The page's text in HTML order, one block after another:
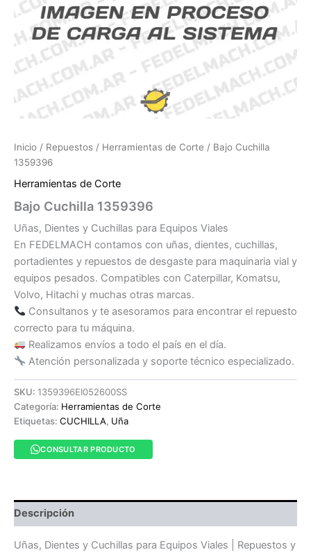
Inicio / Repuestos / Herramientas de Corte / Bajo Cuchilla
1359396
Herramientas de Corte
Bajo Cuchilla 1359396
Uñas, Dientes y Cuchillas para Equipos Viales
En FEDELMACH contamos con uñas, dientes, cuchillas,
portadientes y repuestos de desgaste para maquinaria vial y
equipos pesados. Compatibles con Caterpillar, Komatsu,
Volvo, Hitachi y muchas otras marcas.
Consultanos y te asesoramos para encontrar el repuesto
correcto para tu máquina.
Realizamos envíos a todo el país en el día.
Atención personalizada y soporte técnico especializado.
SKU: 1359396EI052600SS
Categoría: Herramientas de Corte
Etiquetas: CUCHILLA, Uña
CONSULTAR PRODUCTO
Descripción
Uñas, Dientes y Cuchillas para Equipos Viales | Repuestos y